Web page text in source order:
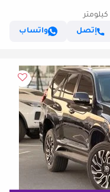
إتصل
واتساب